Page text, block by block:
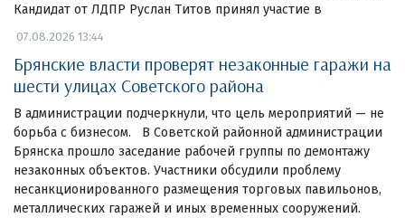
Кандидат от ЛДПР Руслан Титов принял участие в
07.08.2026 13:44
Брянские власти проверят незаконные гаражи на
шести улицах Советского района
В администрации подчеркнули, что цель мероприятий — не
борьба с бизнесом. В Советской районной администрации
Брянска прошло заседание рабочей группы по демонтажу
незаконных объектов. Участники обсудили проблему
несанкционированного размещения торговых павильонов,
металлических гаражей и иных временных сооружений.